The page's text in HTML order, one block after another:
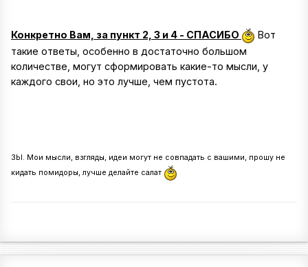
Конкретно Вам, за пункт 2, 3 и 4 - СПАСИБО
Вот
такие ответы, особенно в достаточно большом
количестве, могут сформировать какие-то мысли, у
каждого свои, но это лучше, чем пустота.
ЗЫ. Мои мысли, взгляды, идеи могут не совпадать с вашими, прошу не
кидать помидоры, лучше делайте салат